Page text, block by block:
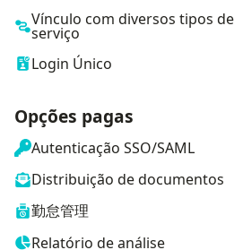
Vínculo com diversos tipos de
serviço
Login Único
Opções pagas
Autenticação SSO/SAML
Distribuição de documentos
勤怠管理
Relatório de análise